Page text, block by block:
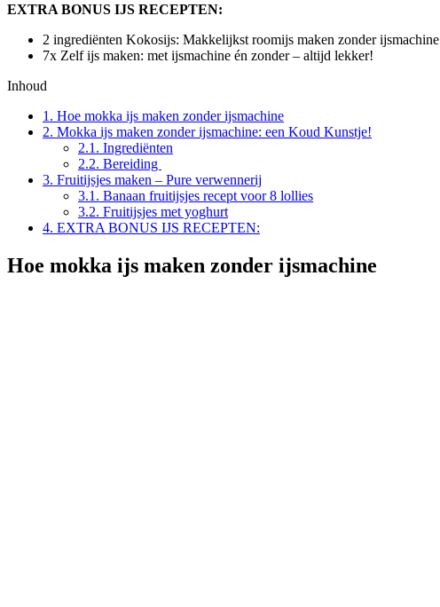
EXTRA BONUS IJS RECEPTEN:
2 ingrediënten Kokosijs: Makkelijkst roomijs maken zonder ijsmachine
7x Zelf ijs maken: met ijsmachine én zonder – altijd lekker!
Inhoud
1. Hoe mokka ijs maken zonder ijsmachine
2. Mokka ijs maken zonder ijsmachine: een Koud Kunstje!
2.1. Ingrediënten
2.2. Bereiding
3. Fruitijsjes maken – Pure verwennerij
3.1. Banaan fruitijsjes recept voor 8 lollies
3.2. Fruitijsjes met yoghurt
4. EXTRA BONUS IJS RECEPTEN:
Hoe mokka ijs maken zonder ijsmachine